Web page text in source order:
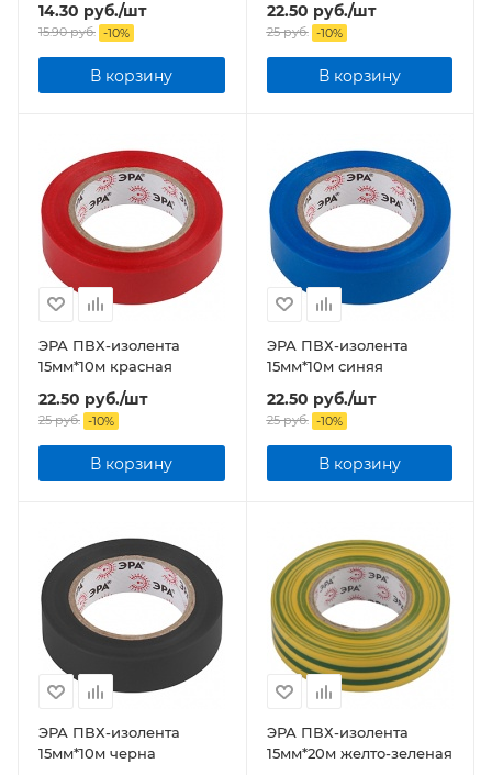
14.30 руб./шт
15.90руб. -10%
В корзину
22.50 руб./шт
25руб. -10%
В корзину
ЭРА ПВХ-изолента
15мм*10м красная
22.50 руб./шт
25руб. -10%
В корзину
ЭРА ПВХ-изолента
15мм*10м синяя
22.50 руб./шт
25руб. -10%
В корзину
ЭРА ПВХ-изолента
15мм*10м черна
ЭРА ПВХ-изолента
15мм*20м желто-зеленая